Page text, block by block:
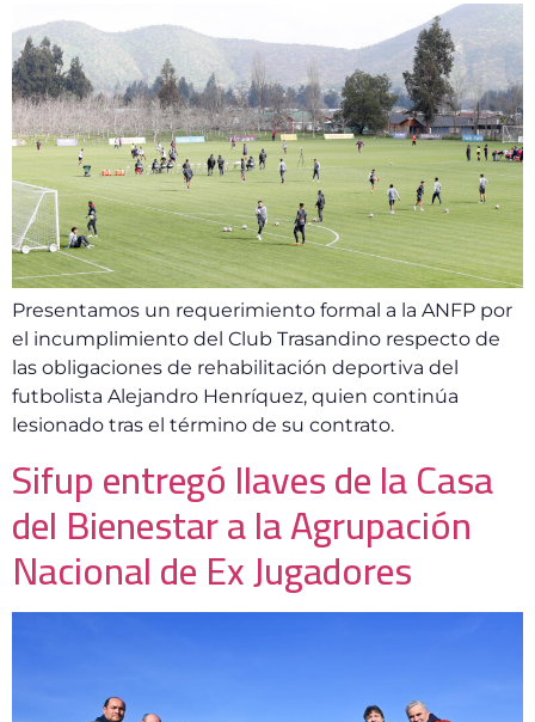
Presentamos un requerimiento formal a la ANFP por
el incumplimiento del Club Trasandino respecto de
las obligaciones de rehabilitación deportiva del
futbolista Alejandro Henríquez, quien continúa
lesionado tras el término de su contrato.
Sifup entregó llaves de la Casa
del Bienestar a la Agrupación
Nacional de Ex Jugadores